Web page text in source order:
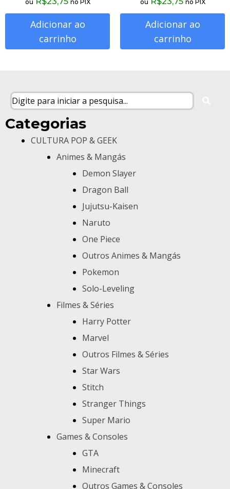
ou no PIX
Adicionar ao
carrinho
ou no PIX
Adicionar ao
carrinho
Categorias
CULTURA POP & GEEK
Animes & Mangás
Demon Slayer
Dragon Ball
Jujutsu-Kaisen
Naruto
One Piece
Outros Animes & Mangás
Pokemon
Solo-Leveling
Filmes & Séries
Harry Potter
Marvel
Outros Filmes & Séries
Star Wars
Stitch
Stranger Things
Super Mario
Games & Consoles
GTA
Minecraft
Outros Games & Consoles